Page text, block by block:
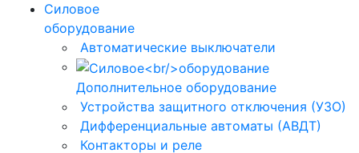
Силовое
оборудование
Автоматические выключатели
Дополнительное оборудование
Устройства защитного отключения (УЗО)
Дифференциальные автоматы (АВДТ)
Контакторы и реле